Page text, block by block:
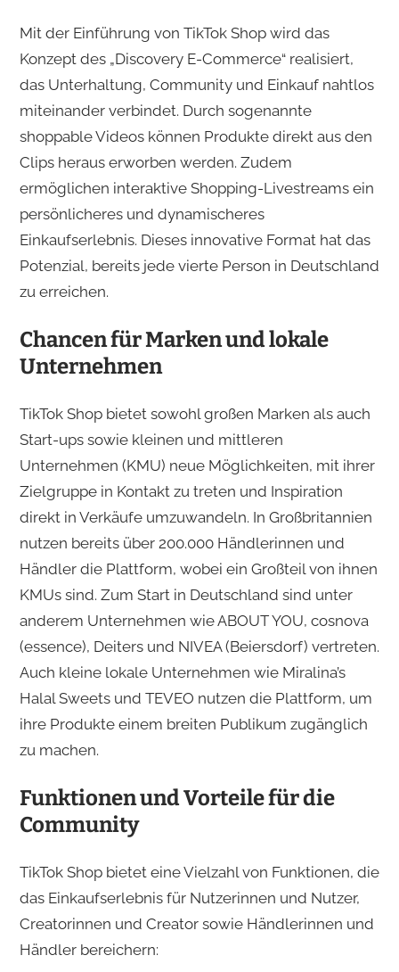
Mit der Einführung von TikTok Shop wird das
Konzept des „Discovery E-Commerce“ realisiert,
das Unterhaltung, Community und Einkauf nahtlos
miteinander verbindet. Durch sogenannte
shoppable Videos können Produkte direkt aus den
Clips heraus erworben werden. Zudem
ermöglichen interaktive Shopping-Livestreams ein
persönlicheres und dynamischeres
Einkaufserlebnis. Dieses innovative Format hat das
Potenzial, bereits jede vierte Person in Deutschland
zu erreichen.
Chancen für Marken und lokale
Unternehmen
TikTok Shop bietet sowohl großen Marken als auch
Start-ups sowie kleinen und mittleren
Unternehmen (KMU) neue Möglichkeiten, mit ihrer
Zielgruppe in Kontakt zu treten und Inspiration
direkt in Verkäufe umzuwandeln. In Großbritannien
nutzen bereits über 200.000 Händlerinnen und
Händler die Plattform, wobei ein Großteil von ihnen
KMUs sind. Zum Start in Deutschland sind unter
anderem Unternehmen wie ABOUT YOU, cosnova
(essence), Deiters und NIVEA (Beiersdorf) vertreten.
Auch kleine lokale Unternehmen wie Miralina’s
Halal Sweets und TEVEO nutzen die Plattform, um
ihre Produkte einem breiten Publikum zugänglich
zu machen.​
Funktionen und Vorteile für die
Community
TikTok Shop bietet eine Vielzahl von Funktionen, die
das Einkaufserlebnis für Nutzerinnen und Nutzer,
Creatorinnen und Creator sowie Händlerinnen und
Händler bereichern:​